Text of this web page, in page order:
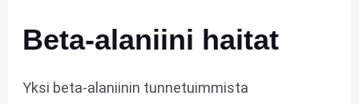
Beta-alaniini haitat
Yksi beta-alaniinin tunnetuimmista